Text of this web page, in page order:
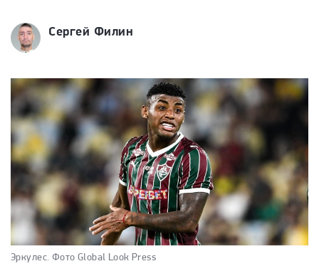
Сергей Филин
Эркулес. Фото Global Look Press